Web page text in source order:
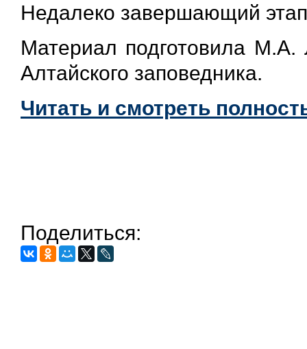
Недалеко завершающий
Материал подготовила М.А.
Алтайского заповедника.
Читать и смотреть
Поделиться: